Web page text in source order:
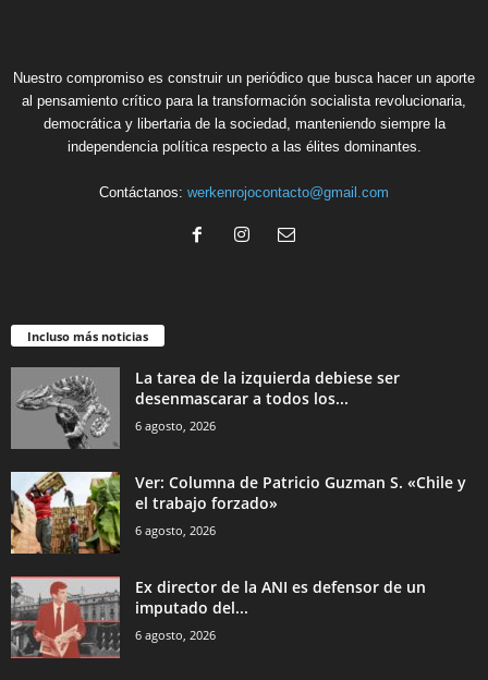
Nuestro compromiso es construir un periódico que busca hacer un aporte
al pensamiento crítico para la transformación socialista revolucionaria,
democrática y libertaria de la sociedad, manteniendo siempre la
independencia política respecto a las élites dominantes.
Contáctanos: werkenrojocontacto@gmail.com
Incluso más noticias
La tarea de la izquierda debiese ser
desenmascarar a todos los...
6 agosto, 2026
Ver: Columna de Patricio Guzman S. «Chile y
el trabajo forzado»
6 agosto, 2026
Ex director de la ANI es defensor de un
imputado del...
6 agosto, 2026